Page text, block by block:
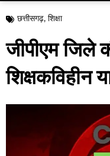
छत्तीसगढ़, शिक्षा
जीपीएम जिले
शिक्षकविहीन